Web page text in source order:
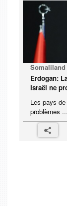
Erdogan:
Israël ne
Les pays
problèmes ...